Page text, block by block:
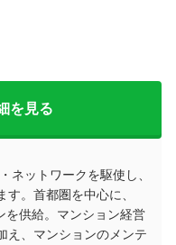
を見る
ネットワークを駆使し、
。首都圏を中心に、
供給。 マンション経営
え、マンションのメンテ